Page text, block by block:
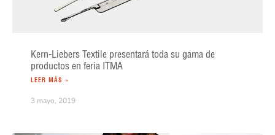
Kern-Liebers Textile presentará toda su gama de
productos en feria ITMA
LEER MÁS »
3 mayo, 2019